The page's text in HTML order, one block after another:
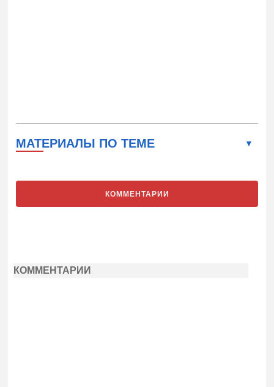
МАТЕРИАЛЫ ПО ТЕМЕ
КОММЕНТАРИИ
КОММЕНТАРИИ